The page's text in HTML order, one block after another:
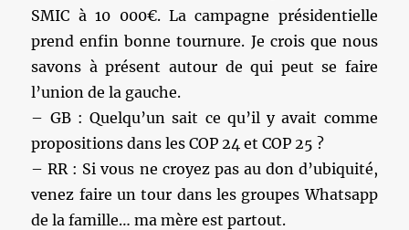
SMIC à 10 000€. La campagne présidentielle
prend enfin bonne tournure. Je crois que nous
savons à présent autour de qui peut se faire
l’union de la gauche.
– GB : Quelqu’un sait ce qu’il y avait comme
propositions dans les COP 24 et COP 25 ?
– RR : Si vous ne croyez pas au don d’ubiquité,
venez faire un tour dans les groupes Whatsapp
de la famille… ma mère est partout.